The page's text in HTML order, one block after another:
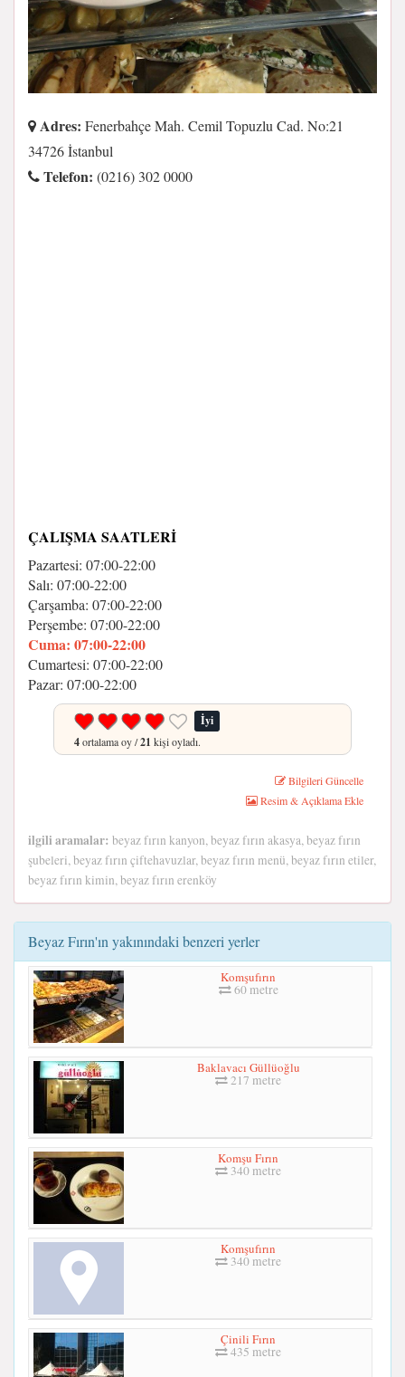
Adres: Fenerbahçe Mah. Cemil Topuzlu Cad. No:21
34726 İstanbul
Telefon: (0216) 302 0000
ÇALIŞMA SAATLERI
Pazartesi: 07:00-22:00
Salı: 07:00-22:00
Çarşamba: 07:00-22:00
Perşembe: 07:00-22:00
Cuma: 07:00-22:00
Cumartesi: 07:00-22:00
Pazar: 07:00-22:00
İyi
4ortalama oy /21 kişi oyladı.
Bilgileri Güncelle
Resim & Açıklama Ekle
ilgili aramalar: beyaz fırın kanyon, beyaz fırın akasya, beyaz fırın
şubeleri, beyaz fırın çiftehavuzlar, beyaz fırın menü, beyaz fırın etiler,
beyaz fırın kimin, beyaz fırın erenköy
Beyaz Fırın'ın yakınındaki benzeri yerler
Komşufırın
60 metre
Baklavacı Güllüoğlu
217 metre
Komşu Fırın
340 metre
Komşufırın
340 metre
Çinili Fırın
435 metre